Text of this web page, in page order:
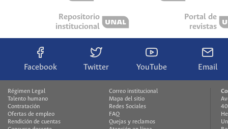
Repositorio
institucional
Portal de
revistas
Facebook Twitter YouTube Email
Régimen Legal
Talento humano
Contratación
Ofertas de empleo
Rendición de cuentas
Correo institucional
Mapa del sitio
Redes Sociales
FAQ
Quejas y reclamos